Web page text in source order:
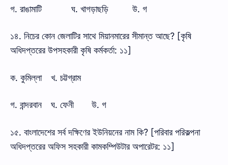
গ. রাঙামাটি ঘ. খাগড়াছড়ি উ. গ
১৪. নিচের কোন জেলাটির সাথে মিয়ানমারের সীমান্ত আছে? [কৃষি
অধিদপ্তরের উপসহকারী কৃষি কর্মকর্তা: ১১]
ক. কুমিল্লা খ. চট্টগ্রাম
গ. বান্দরবান ঘ. ফেনী উ. গ
১৫. বাংলাদেশের সর্ব দক্ষিণের ইউনিয়নের নাম কি? [পরিবার পরিকল্পনা
অধিদপ্তরের অফিস সহকারী কামকম্পিউটার অপারেটর: ১১]